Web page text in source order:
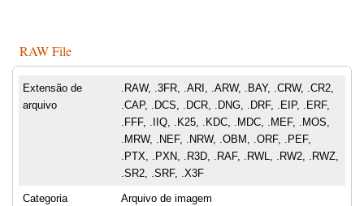
RAW File
Extensão de
arquivo
.RAW, .3FR, .ARI, .ARW, .BAY, .CRW, .CR2,
.CAP, .DCS, .DCR, .DNG, .DRF, .EIP, .ERF,
.FFF, .IIQ, .K25, .KDC, .MDC, .MEF, .MOS,
.MRW, .NEF, .NRW, .OBM, .ORF, .PEF,
.PTX, .PXN, .R3D, .RAF, .RWL, .RW2, .RWZ,
.SR2, .SRF, .X3F
Categoria Arquivo de imagem